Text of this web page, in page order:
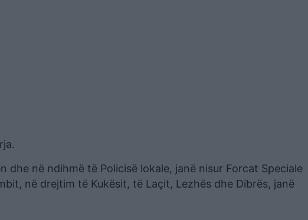
dhe në ndihmë të Policisë lokale, janë nisur Forcat Speciale
në drejtim të Kukësit, të Laçit, Lezhës dhe Dibrës, janë